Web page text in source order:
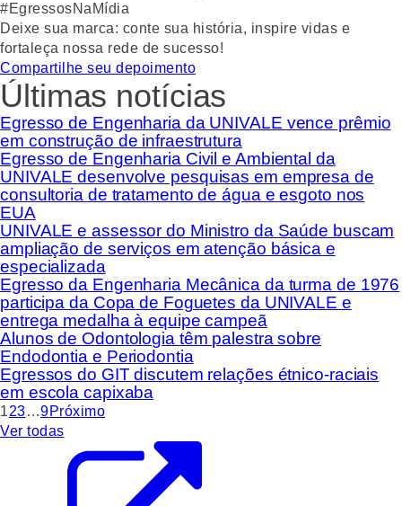
#EgressosNaMídia
Deixe sua marca: conte sua história, inspire vidas e
fortaleça nossa rede de sucesso!
Compartilhe seu depoimento
Últimas notícias
Egresso de Engenharia da UNIVALE vence prêmio
em construção de infraestrutura
Egresso de Engenharia Civil e Ambiental da
UNIVALE desenvolve pesquisas em empresa de
consultoria de tratamento de água e esgoto nos
EUA
UNIVALE e assessor do Ministro da Saúde buscam
ampliação de serviços em atenção básica e
especializada
Egresso da Engenharia Mecânica da turma de 1976
participa da Copa de Foguetes da UNIVALE e
entrega medalha à equipe campeã
Alunos de Odontologia têm palestra sobre
Endodontia e Periodontia
Egressos do GIT discutem relações étnico-raciais
em escola capixaba
123…9Próximo
Ver todas